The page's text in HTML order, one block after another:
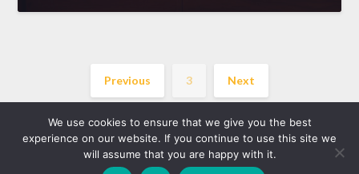
Previous 3 Next
©2026 akkoord.be| WordPress Theme bySuperb WordPress
We use cookies to ensure that we give you the best
experience on our website. If you continue to use this site we
will assume that you are happy with it.